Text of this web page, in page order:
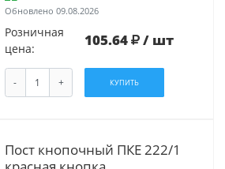
Обновлено 09.08.2026
Розничная
цена:
105.64 / шт
- + КУПИТЬ
Пост кнопочный ПКЕ 222/1